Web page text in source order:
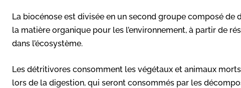
La biocénose est divisée en un second groupe composé
la matière organique pour les l’environnement, à partir de
dans l’écosystème.
Les détritivores consomment les végétaux et animaux
lors de la digestion, qui seront consommés par les